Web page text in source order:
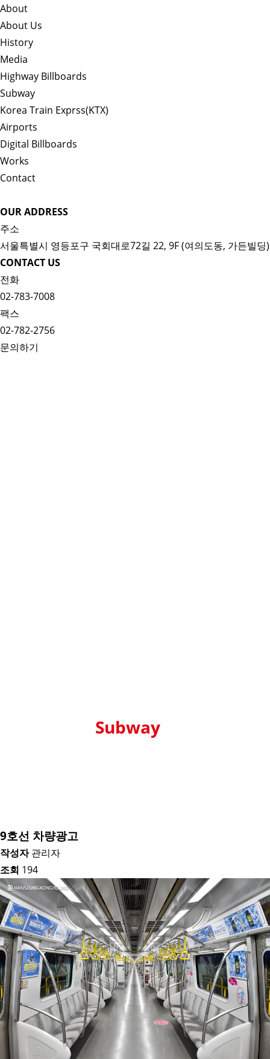
About
About Us
History
Media
Highway Billboards
Subway
Korea Train Exprss(KTX)
Airports
Digital Billboards
Works
Contact
OUR ADDRESS
주소
서울특별시 영등포구 국회대로72길 22, 9F (여의도동, 가든빌딩)
CONTACT US
전화
02-783-7008
팩스
02-782-2756
문의하기
Subway
9호선 차량광고
작성자 관리자
조회 194